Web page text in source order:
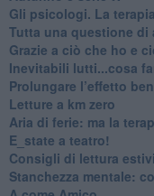
​Gli psicologi. La
​Tutta una questione di
​Grazie a ciò che ho e
​Inevitabili lutti...cosa
Prolungare l’effetto
​Letture a km zero
​Aria di ferie: ma la
​E_state a teatro!
​Consigli di lettura estivi
​Stanchezza mentale: